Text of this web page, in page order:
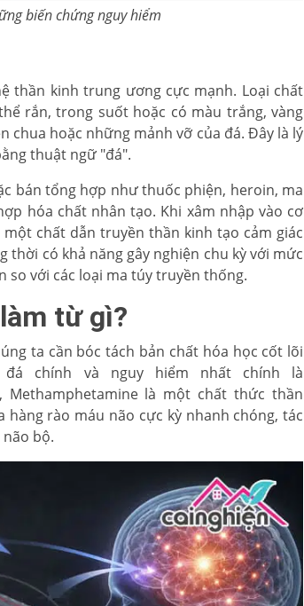
biến chứng nguy hiểm
thần kinh trung ương cực mạnh. Loại chất
rắn, trong suốt hoặc có màu trắng, vàng
hoặc những mảnh vỡ của đá. Đây là lý
thuật ngữ "đá".
bán tổng hợp như thuốc phiện, heroin, ma
hóa chất nhân tạo. Khi xâm nhập vào cơ
chất dẫn truyền thần kinh tạo cảm giác
có khả năng gây nghiện chu kỳ với mức
so với các loại ma túy truyền thống.
từ gì?
ta cần bóc tách bản chất hóa học cốt lõi
chính và nguy hiểm nhất chính là
Methamphetamine là một chất thức thần
rào máu não cực kỳ nhanh chóng, tác
bộ.